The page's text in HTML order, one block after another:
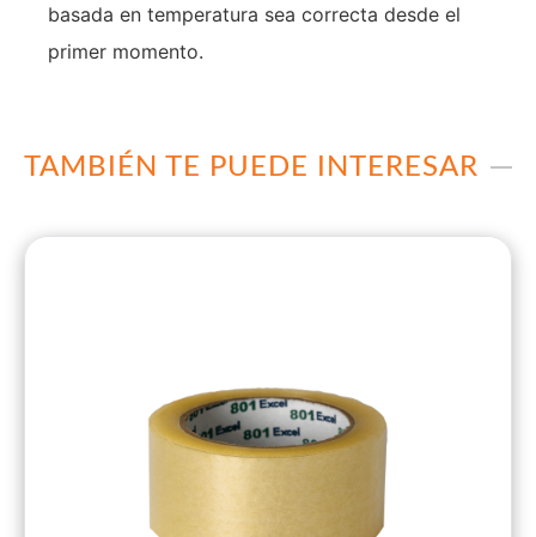
basada en temperatura sea correcta desde el
primer momento.
TAMBIÉN TE PUEDE INTERESAR